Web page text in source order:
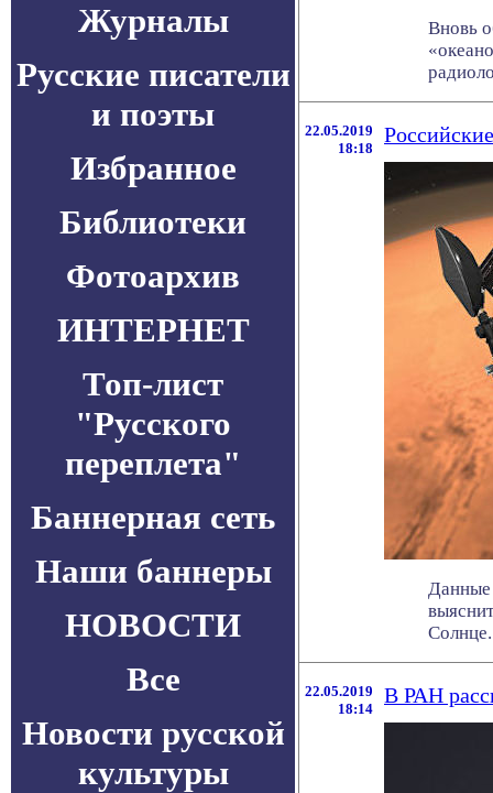
Журналы
Русские писатели
и поэты
Избранное
Библиотеки
Фотоархив
ИНТЕРНЕТ
Топ-лист
"Русского
переплета"
Баннерная сеть
Наши баннеры
НОВОСТИ
Все
Новости русской
культуры
Вновь
22.05.2019
18:18
Данные
22.05.2019
18:14
В РАН